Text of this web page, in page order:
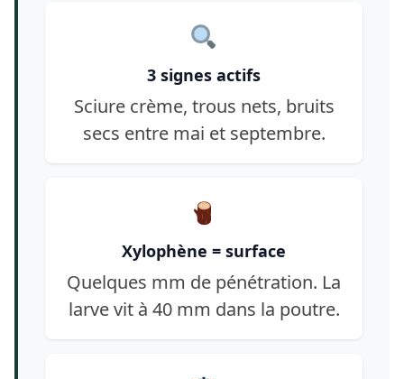
3 signes actifs
Sciure crème, trous nets, bruits
secs entre mai et septembre.
Xylophène = surface
Quelques mm de pénétration. La
larve vit à 40 mm dans la poutre.